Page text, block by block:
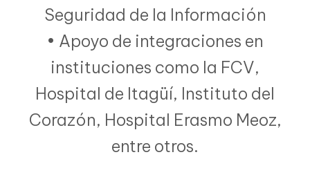
Seguridad de la Información
• Apoyo de integraciones en
instituciones como la FCV,
Hospital de Itagüí, Instituto del
Corazón, Hospital Erasmo Meoz,
entre otros.